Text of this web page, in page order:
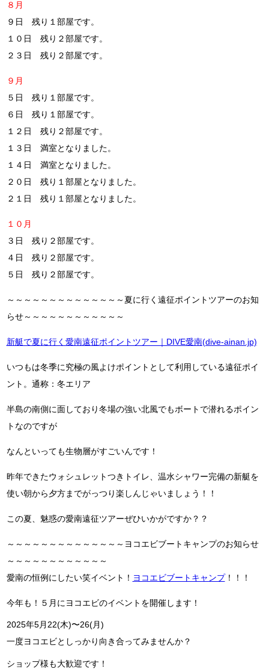
８月
９日 残り１部屋です。
１０日 残り２部屋です。
２３日 残り２部屋です。
９月
５日 残り１部屋です。
６日 残り１部屋です。
１２日 残り２部屋です。
１３日 満室となりました。
１４日 満室となりました。
２０日 残り１部屋となりました。
２１日 残り１部屋となりました。
１０月
３日 残り２部屋です。
４日 残り２部屋です。
５日 残り２部屋です。
～～～～～～～～～～～～～～夏に行く遠征ポイントツアーのお知
らせ～～～～～～～～～～～～
新艇で夏に行く愛南遠征ポイントツアー｜DIVE愛南(dive-ainan.jp)
いつもは冬季に究極の風よけポイントとして利用している遠征ポイ
ント。通称：冬エリア
半島の南側に面しており冬場の強い北風でもボートで潜れるポイン
トなのですが
なんといっても生物層がすごいんです！
昨年できたウォシュレットつきトイレ、温水シャワー完備の新艇を
使い朝から夕方までがっつり楽しんじゃいましょう！！
この夏、魅惑の愛南遠征ツアーぜひいかがですか？？
～～～～～～～～～～～～～～ヨコエビブートキャンプのお知らせ
～～～～～～～～～～～～
愛南の恒例にしたい笑イベント！ ヨコエビブートキャンプ！！！
今年も！５月にヨコエビのイベントを開催します！
2025年5月22(木)〜26(月)
一度ヨコエビとしっかり向き合ってみませんか？
ショップ様も大歓迎です！